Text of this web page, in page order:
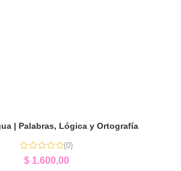
| Palabras, Lógica y Ortografía
(0)
$1.600,00